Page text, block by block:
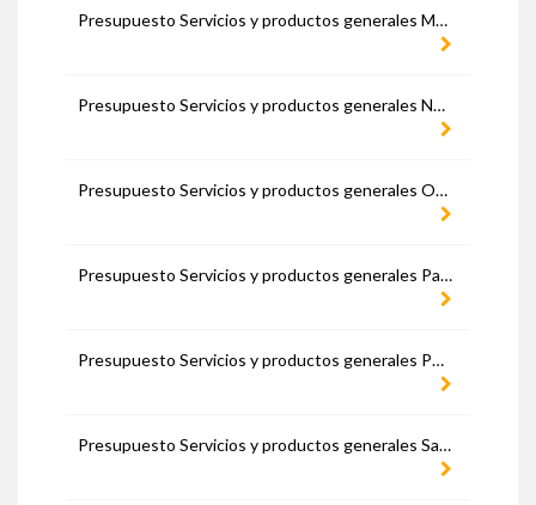
Presupuesto Servicios y productos generales Murcia
Presupuesto Servicios y productos generales Navarra
Presupuesto Servicios y productos generales Ourense
Presupuesto Servicios y productos generales Palencia
Presupuesto Servicios y productos generales Pontevedra
Presupuesto Servicios y productos generales Salamanca